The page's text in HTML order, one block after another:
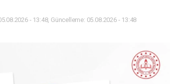
- 13:48, Güncelleme: 05.08.2026 - 13:48